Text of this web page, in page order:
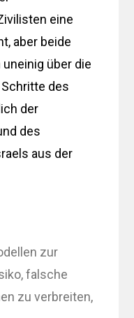
eine
aber beide
über die
des
der
des
aus der
zur
falsche
zu verbreiten,